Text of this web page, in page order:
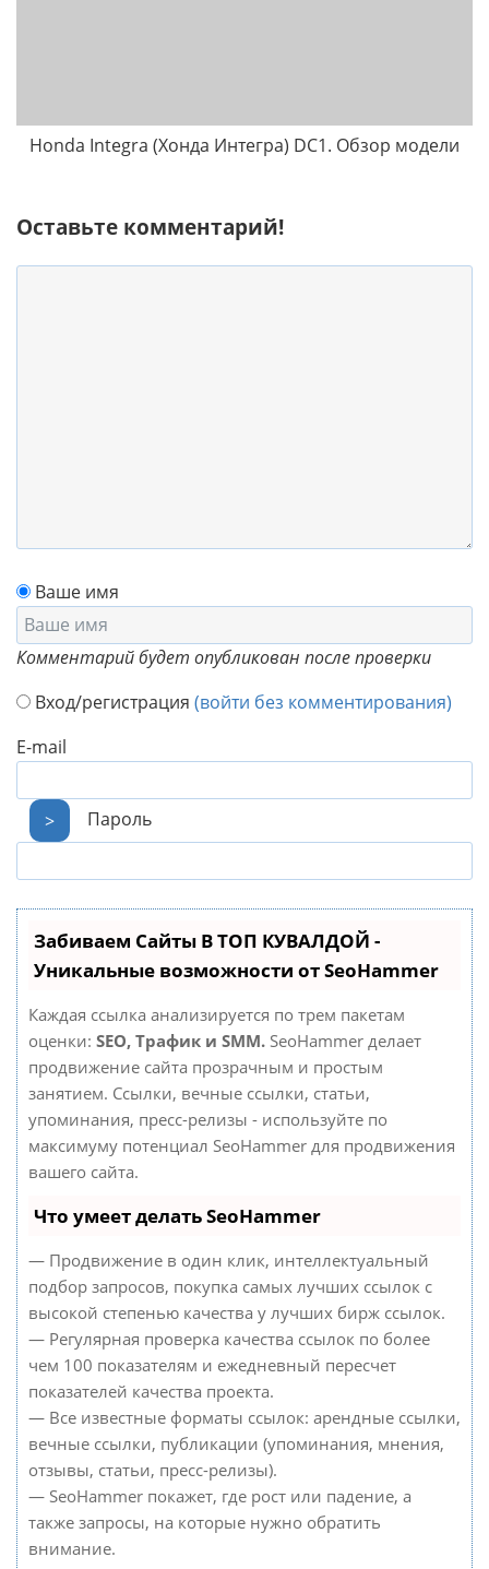
Honda Integra (Хонда Интегра) DC1. Обзор модели
Оставьте комментарий!
Ваше имя
Комментарий будет опубликован после проверки
Вход/регистрация (войти без комментирования)
E-mail
> Пароль
Забиваем Сайты В ТОП КУВАЛДОЙ -
Уникальные возможности от SeoHammer
Каждая ссылка анализируется по трем пакетам
оценки: SEO, Трафик и SMM. SeoHammer делает
продвижение сайта прозрачным и простым
занятием. Ссылки, вечные ссылки, статьи,
упоминания, пресс-релизы - используйте по
максимуму потенциал SeoHammer для продвижения
вашего сайта.
Что умеет делать SeoHammer
— Продвижение в один клик, интеллектуальный
подбор запросов, покупка самых лучших ссылок с
высокой степенью качества у лучших бирж ссылок.
— Регулярная проверка качества ссылок по более
чем 100 показателям и ежедневный пересчет
показателей качества проекта.
— Все известные форматы ссылок: арендные ссылки,
вечные ссылки, публикации (упоминания, мнения,
отзывы, статьи, пресс-релизы).
— SeoHammer покажет, где рост или падение, а
также запросы, на которые нужно обратить
внимание.